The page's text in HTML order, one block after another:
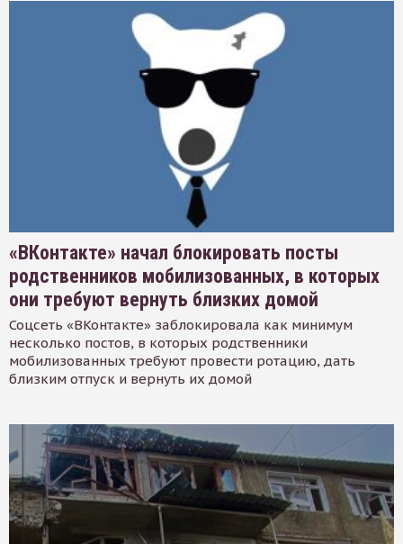
«ВКонтакте» начал блокировать посты
родственников мобилизованных, в которых
они требуют вернуть близких домой
Соцсеть «ВКонтакте» заблокировала как минимум
несколько постов, в которых родственники
мобилизованных требуют провести ротацию, дать
близким отпуск и вернуть их домой